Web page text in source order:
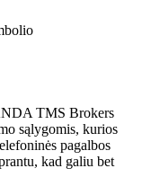
TMS Brokers
sąlygomis, kurios
pagalbos
kad galiu bet